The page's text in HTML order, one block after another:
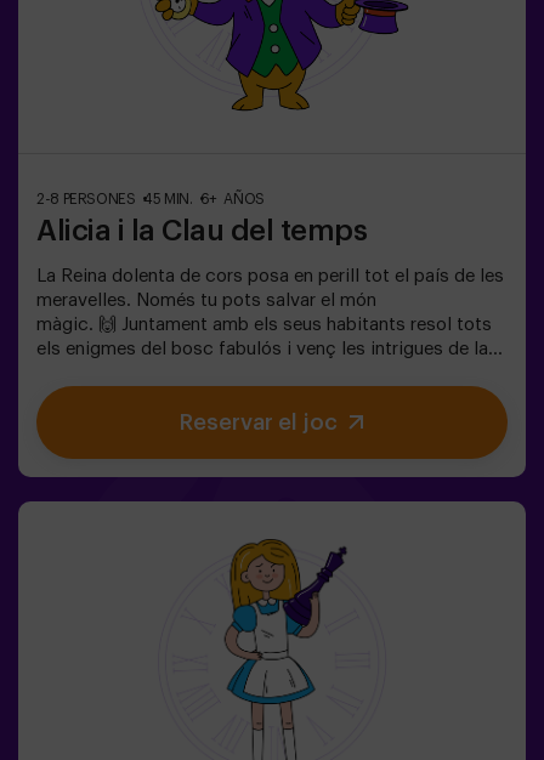
2-8 PERSONES 45 MIN. 6+ AÑOS
Alicia i la Clau del temps
La Reina dolenta de cors posa en perill tot el país de les
meravelles. Només tu pots salvar el món
màgic. 🙌 Juntament amb els seus habitants resol tots
els enigmes del bosc fabulós i venç les intrigues de la
captivador de la teva vida amb Alicia i el conill? 🐇És un
joc d'escapada infantil destinat per a nens de 6 a 13
anys!✅ Ideal per a nens | famílies | aniversaris
monitor (consulta'ns les condicions). ⚠️ Passes estrets
Reservar el joc